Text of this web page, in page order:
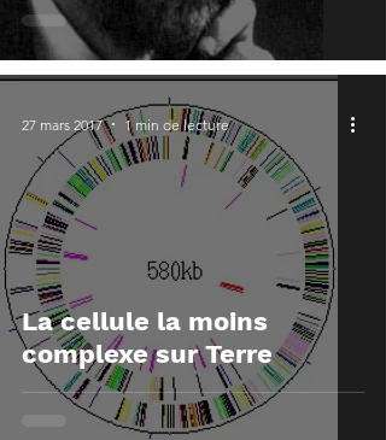
La cellule la moins
complexe sur Terre
27 mars 2017 1 min de lecture